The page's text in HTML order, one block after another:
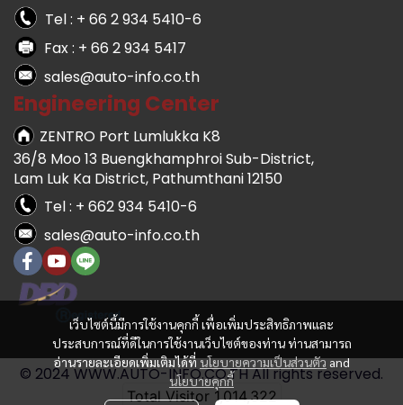
เว็บไซต์นี้มีการใช้งานคุกกี้ เพื่อเพิ่มประสิทธิภาพและ
ประสบการณ์ที่ดีในการใช้งานเว็บไซต์ของท่าน ท่านสามารถ
อ่านรายละเอียดเพิ่มเติมได้ที่นโยบายความเป็นส่วนตัวand
นโยบายคุกกี้
Tel : + 66 2 934 5410-6
Fax : + 66 2 934 5417
sales@auto-info.co.th
Engineering Center
ZENTRO Port Lumlukka K8
36/8 Moo 13 Buengkhamphroi Sub-District,
Lam Luk Ka District, Pathumthani 12150
Tel : + 662 934 5410-6
sales@auto-info.co.th
© 2024 WWW.AUTO-INFO.CO.TH All rights reserved.
Total Visitor 1,014,322